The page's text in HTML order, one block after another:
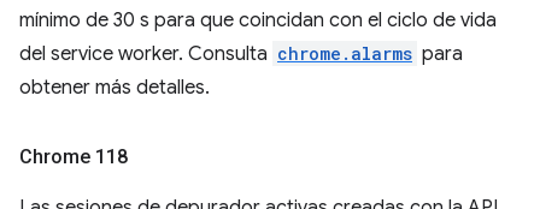
mínimo de 30 s para que coincidan con el ciclo de vida
del service worker. Consulta chrome.alarms para
obtener más detalles.
Chrome 118